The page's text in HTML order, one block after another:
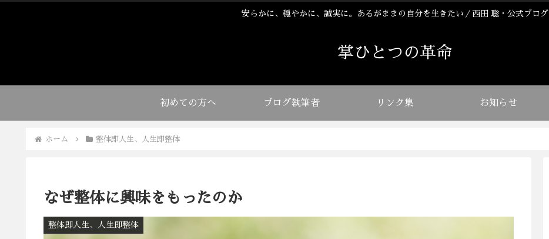
安らかに、穏やかに、誠実に。あるがままの自分を生きたい／西田 聡・公式ブログ
掌ひとつの革命
初めての方へ ブログ執筆者 リンク集 お知らせ
ホーム 整体即人生、人生即整体
なぜ整体に興味をもったのか
整体即人生、人生即整体